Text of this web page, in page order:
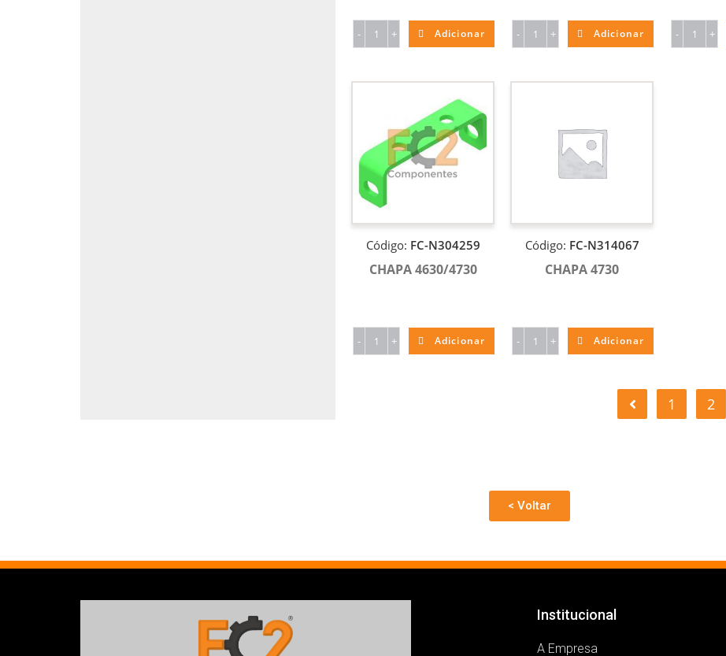
- + Adicionar - + Adicionar - +
- +
Código: FC-N304259
CHAPA 4630/4730
Adicionar - +
Código: FC-N314067
CHAPA 4730
Adicionar
1 2
< Voltar
Institucional
A Empresa